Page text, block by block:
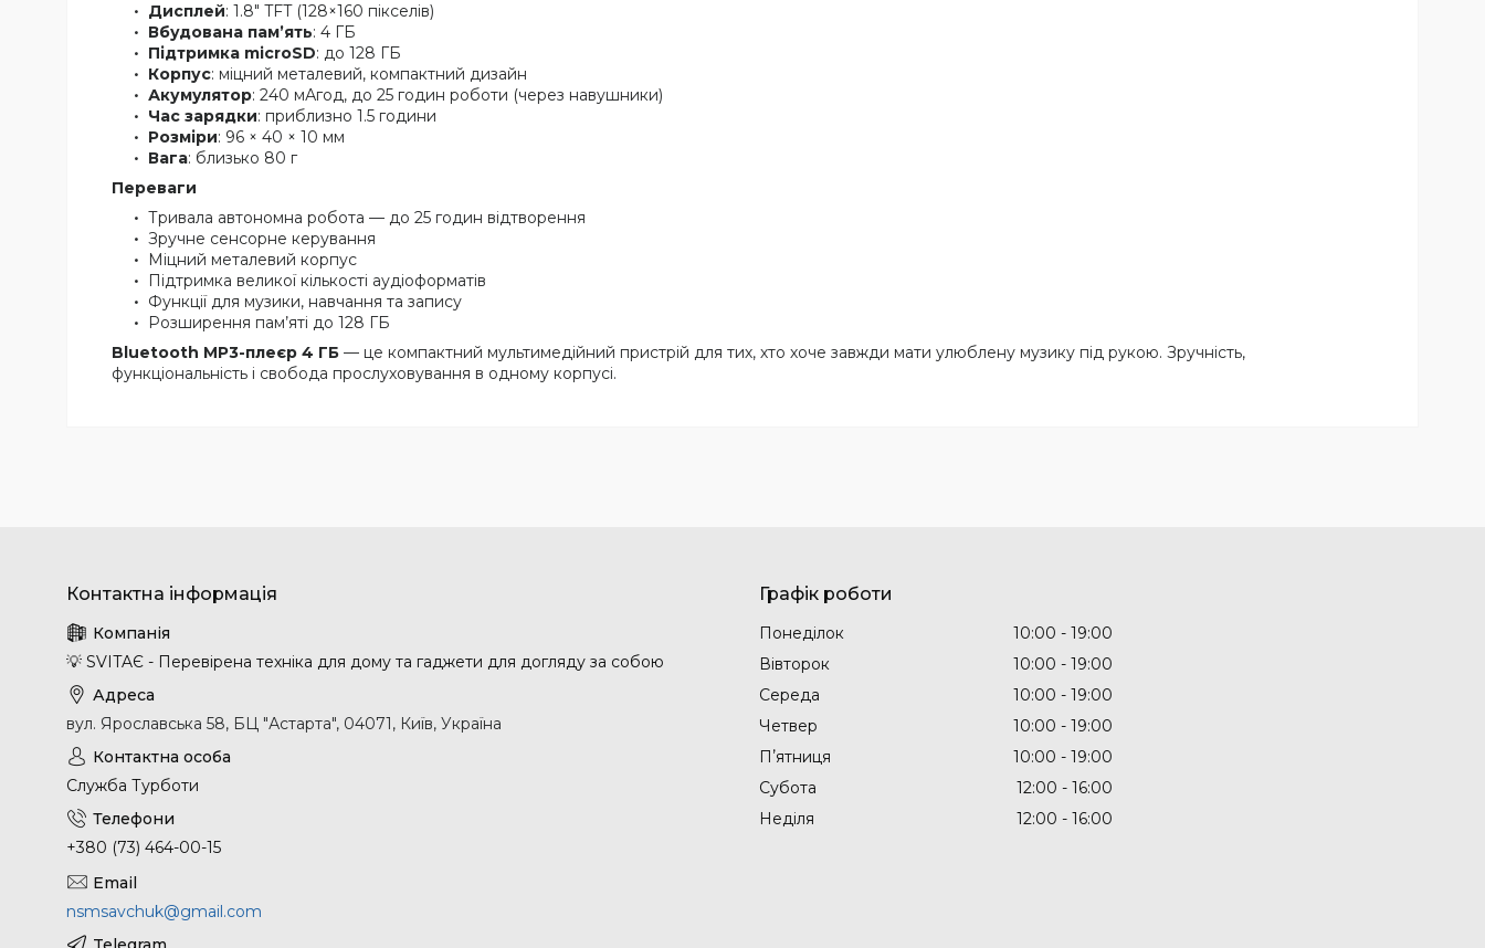
Дисплей: 1.8″ TFT (128×160 пікселів)
Вбудована пам’ять: 4 ГБ
Підтримка microSD: до 128 ГБ
Корпус: міцний металевий, компактний дизайн
Акумулятор: 240 мАгод, до 25 годин роботи (через навушники)
Час зарядки: приблизно 1.5 години
Розміри: 96 × 40 × 10 мм
Вага: близько 80 г
Переваги
Тривала автономна робота — до 25 годин відтворення
Зручне сенсорне керування
Міцний металевий корпус
Підтримка великої кількості аудіоформатів
Функції для музики, навчання та запису
Розширення пам’яті до 128 ГБ
Bluetooth MP3-плеєр 4 ГБ — це компактний мультимедійний пристрій для тих, хто хоче завжди мати улюблену музику під рукою. Зручність,
функціональність і свобода прослуховування в одному корпусі.
💡 SVITAЄ - Перевірена техніка для дому та гаджети для догляду за собою
вул. Ярославська 58, БЦ "Астарта", 04071, Київ, Україна
Служба Турботи
+380 (73) 464-00-15
nsmsavchuk@gmail.com
Графік роботи
Понеділок 10:00
19:00
Вівторок
10:00
19:00
Середа
10:00
19:00
Четвер
10:00
19:00
Пʼятниця
10:00
19:00
Субота
12:00
16:00
Неділя
12:00 16:00